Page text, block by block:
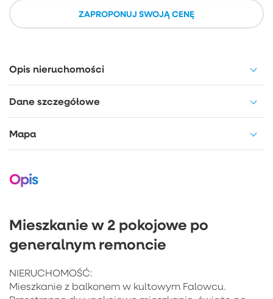
ZAPROPONUJ SWOJĄ CENĘ
Opis nieruchomości
Dane szczegółowe
Mapa
Opis
Mieszkanie w 2 pokojowe po
generalnym remoncie
NIERUCHOMOŚĆ:
Mieszkanie z balkonem w kultowym Falowcu.